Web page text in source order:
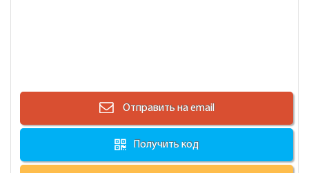
Отправить на email
Получить код